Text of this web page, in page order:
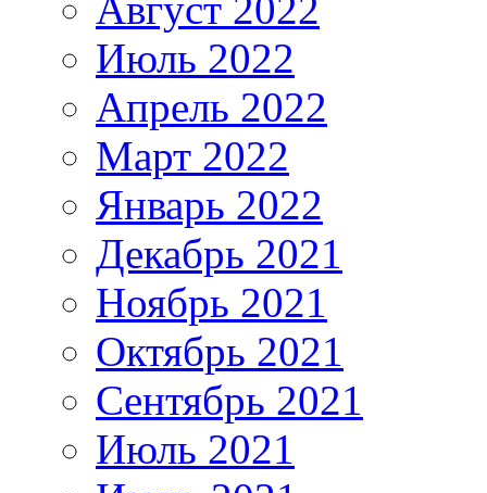
Июль 2022
Апрель 2022
Март 2022
Январь 2022
Декабрь 2021
Ноябрь 2021
Октябрь 2021
Сентябрь 2021
Июль 2021